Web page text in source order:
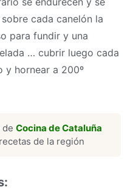
cada canelón la
para fundir y una
… cubrir luego cada
y hornear a 200º
deCocina de Cataluña
recetas de la región